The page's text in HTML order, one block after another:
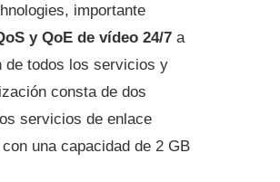
importante
y QoE de vídeo 24/7 a
de todos los servicios y
consta de dos
servicios de enlace
una capacidad de 2 GB